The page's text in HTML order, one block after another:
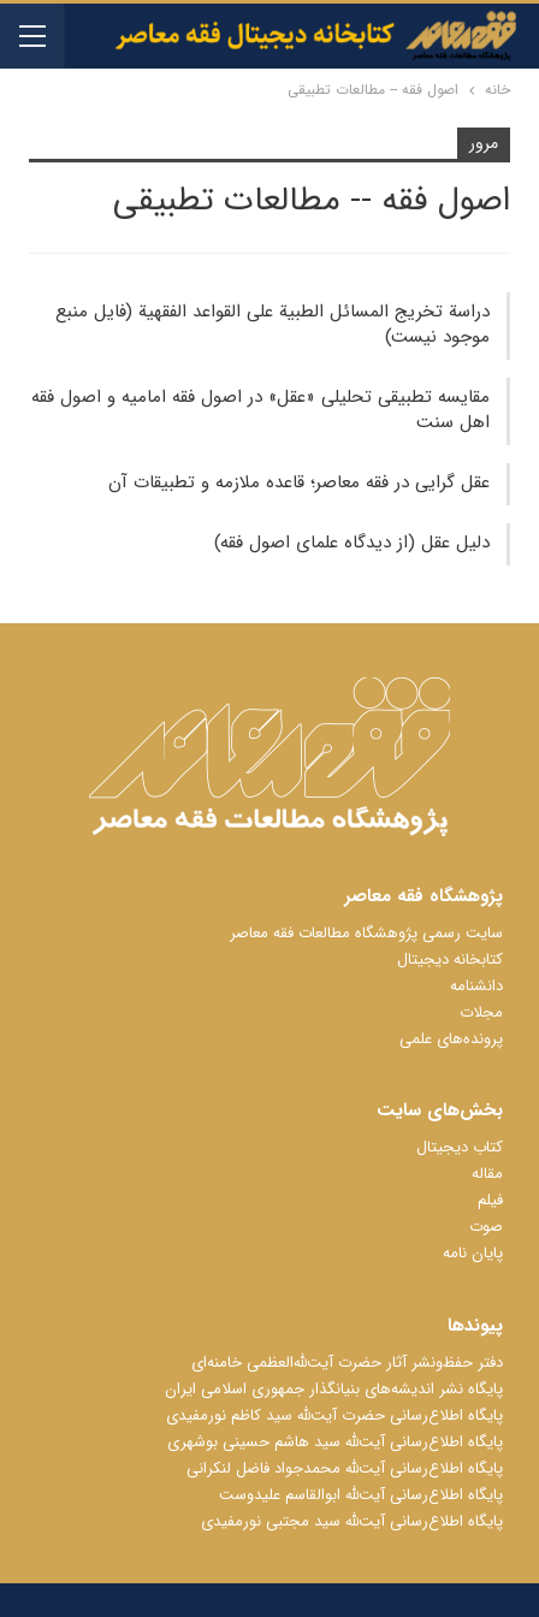
خانه اصول فقه -- مطالعات تطبیقی
مرور
اصول فقه -- مطالعات تطبیقی
دراسة تخریج المسائل الطبیة علی القواعد الفقهیة (فایل منبع
موجود نیست)
مقایسه تطبیقی تحلیلی «عقل» در اصول فقه امامیه و اصول فقه
اهل سنت
عقل گرایی در فقه معاصر؛ قاعده ملازمه و تطبیقات آن
دلیل عقل (از دیدگاه علمای اصول فقه)
پژوهشگاه فقه معاصر
سایت رسمی پژوهشگاه مطالعات فقه معاصر
کتابخانه دیجیتال
دانشنامه
مجلات
پرونده‌های علمی
بخش‌های سایت
کتاب دیجیتال
مقاله
فیلم
صوت
پایان نامه
پیوندها
دفتر حفظ‌‌‌ونشر آثار حضرت آیت‌ﷲ‌العظمی خامنه‌ای
پایگاه نشر اندیشه‌های بنیانگذار جمهوری اسلامی ایران
پایگاه اطلاع‌رسانی حضرت آیت‌ﷲ سید کاظم نورمفیدی
پایگاه اطلاع‌رسانی آیت‌ﷲ سید هاشم حسینی بوشهری
پایگاه اطلاع‌رسانی آیت‌ﷲ محمدجواد فاضل لنکرانی
پایگاه اطلاع‌رسانی آیت‌ﷲ ابوالقاسم علیدوست
پایگاه اطلاع‌رسانی آیت‌ﷲ سید مجتبی نورمفیدی